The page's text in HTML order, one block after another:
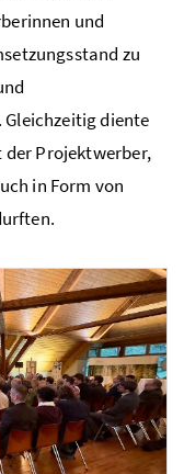
und
zu
diente
Projektwerber,
in Form von